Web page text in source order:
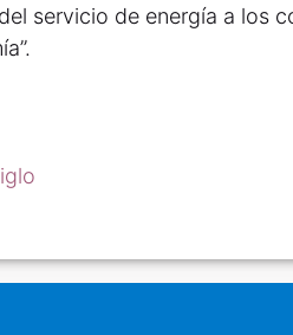
servicio de energía a los